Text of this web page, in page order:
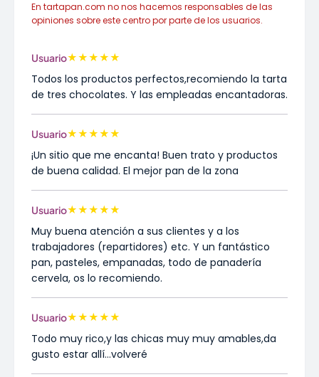
En tartapan.com no nos hacemos responsables de las
opiniones sobre este centro por parte de los usuarios.
Usuario★★★★★
Todos los productos perfectos,recomiendo la tarta
de tres chocolates. Y las empleadas encantadoras.
Usuario★★★★★
¡Un sitio que me encanta! Buen trato y productos
de buena calidad. El mejor pan de la zona
Usuario★★★★★
Muy buena atención a sus clientes y a los
trabajadores (repartidores) etc. Y un fantástico
pan, pasteles, empanadas, todo de panadería
cervela, os lo recomiendo.
Usuario★★★★★
Todo muy rico,y las chicas muy muy amables,da
gusto estar allí...volveré